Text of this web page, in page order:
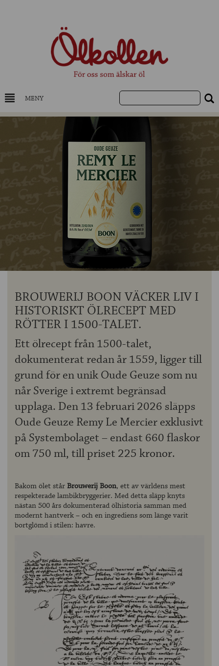
MENY
DRYCKESKUNSKAP
NYHETER
UTVALDA ÖL
UTVALDA CIDER
UTVALDA DESTILLAT
OM ÖLKOLLEN
KONTAKTA OSS
BROUWERIJ BOON VÄCKER LIV I
HISTORISKT ÖLRECEPT MED
RÖTTER I 1500-TALET.
Ett ölrecept från 1500-talet,
dokumenterat redan år 1559, ligger till
grund för en unik Oude Geuze som nu
når Sverige i extremt begränsad
upplaga. Den 13 februari 2026 släpps
Oude Geuze Remy Le Mercier exklusivt
på Systembolaget – endast 660 flaskor
om 750 ml, till priset 225 kronor.
Bakom ölet stårBrouwerij Boon, ett av världens mest
respekterade lambikbryggerier. Med detta släpp knyts
nästan 500 års dokumenterad ölhistoria samman med
modernt hantverk – och en ingrediens som länge varit
bortglömd i stilen: havre.